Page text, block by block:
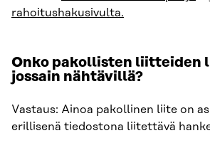
rahoitushakusivulta.
Onko pakollisten liitteiden
jossain nähtävillä?
Vastaus: Ainoa pakollinen liite on
erillisenä tiedostona liitettävä